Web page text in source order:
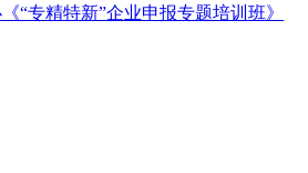
“专精特新”企业申报专题培训班》